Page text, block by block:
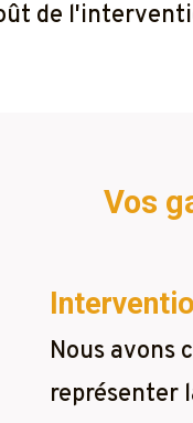
de
Vos
Nous avons
représenter